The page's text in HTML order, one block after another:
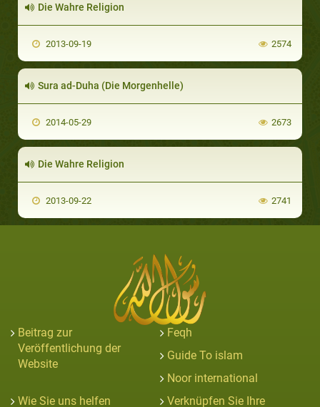
Die Wahre Religion
2013-09-19 2574
Sura ad-Duha (Die Morgenhelle)
2014-05-29 2673
Die Wahre Religion
2013-09-22 2741
Beitrag zur
Veröffentlichung der
Website
Feqh
Guide To islam
Noor international
Wie Sie uns helfen
Verknüpfen Sie Ihre